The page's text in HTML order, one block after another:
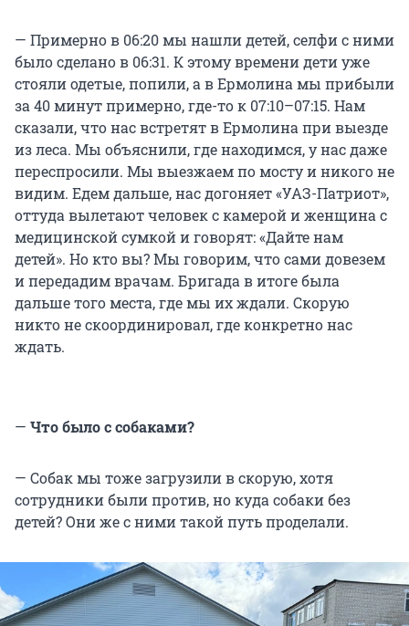
— Примерно в 06:20 мы нашли детей, селфи с ними
было сделано в 06:31. К этому времени дети уже
стояли одетые, попили, а в Ермолина мы прибыли
за 40 минут примерно, где-то к 07:10–07:15. Нам
сказали, что нас встретят в Ермолина при выезде
из леса. Мы объяснили, где находимся, у нас даже
переспросили. Мы выезжаем по мосту и никого не
видим. Едем дальше, нас догоняет «УАЗ-Патриот»,
оттуда вылетают человек с камерой и женщина с
медицинской сумкой и говорят: «Дайте нам
детей». Но кто вы? Мы говорим, что сами довезем
и передадим врачам. Бригада в итоге была
дальше того места, где мы их ждали. Скорую
никто не скоординировал, где конкретно нас
ждать.
— Что было с собаками?
— Собак мы тоже загрузили в скорую, хотя
сотрудники были против, но куда собаки без
детей? Они же с ними такой путь проделали.